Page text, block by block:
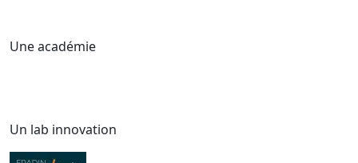
Une académie
Un lab innovation